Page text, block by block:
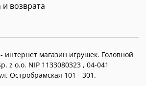
возврата
интернет магазин игрушек. Головной
z o.o. NIP 1133080323 , 04-041
Остробрамская 101 - 301.